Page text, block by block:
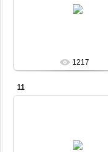
1217
11